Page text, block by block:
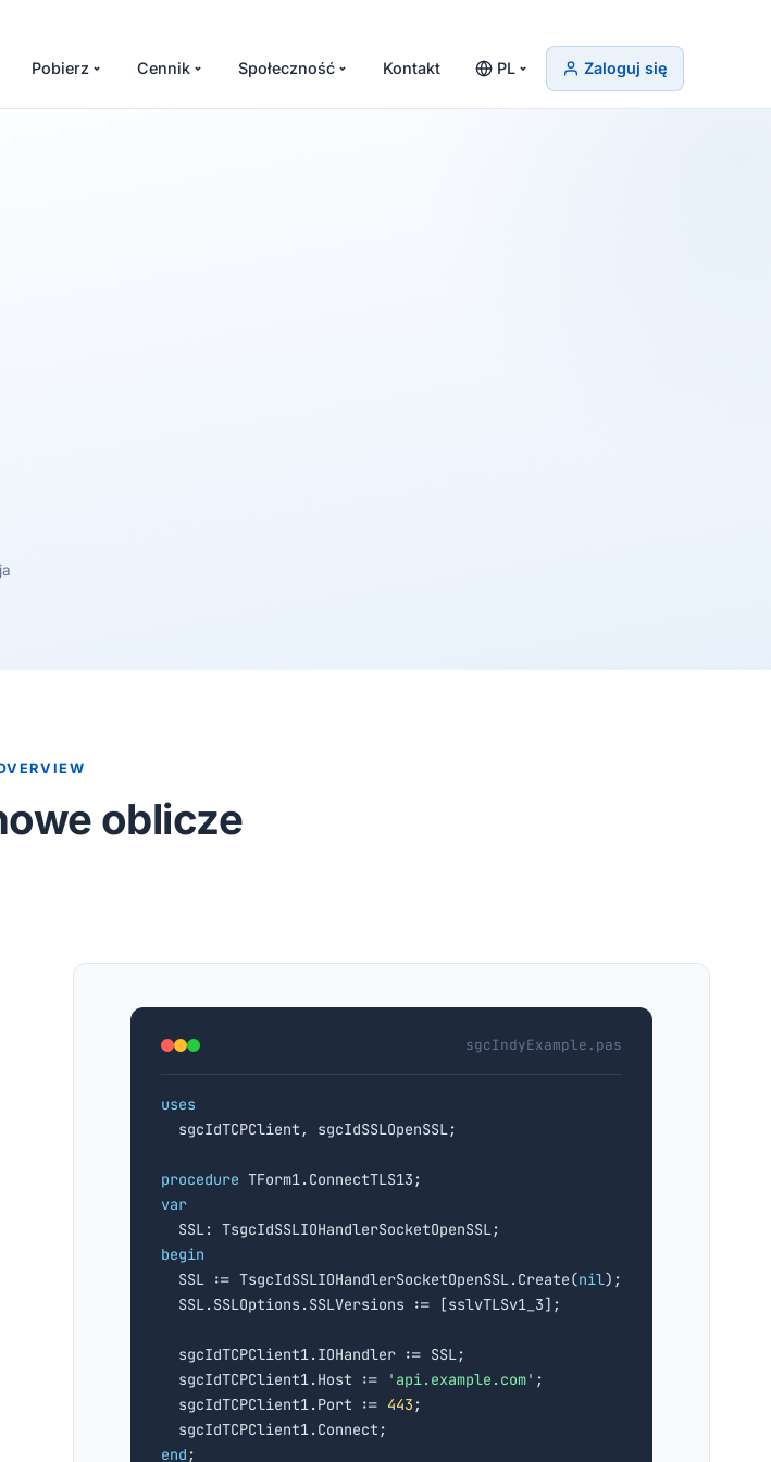
Pobierz Cennik Społeczność Kontakt PL Zaloguj się
oblicze
sgcIndyExample.pas
uses
sgcIdTCPClient, sgcIdSSLOpenSSL;
procedure
var
begin
SSL := TsgcIdSSLIOHandlerSocketOpenSSL.Create(nil);
  SSL.SSLOptions.SSLVersions := [sslvTLSv1_3];
  sgcIdTCPClient1.IOHandler := SSL;
  sgcIdTCPClient1.Host :=
'api.example.com' ;
  sgcIdTCPClient1.Port :=
443 ;
end ;